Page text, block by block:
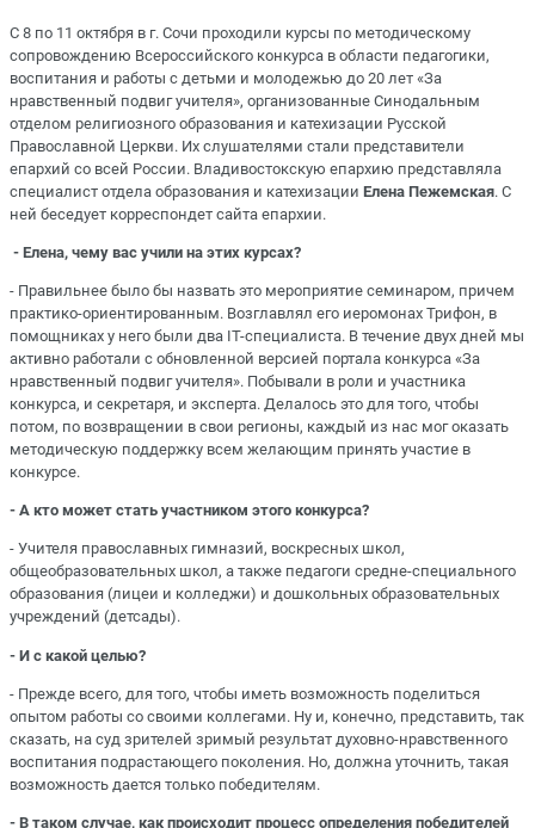
С 8 по 11 октября в г. Сочи проходили курсы по методическому
сопровождению Всероссийского конкурса в области педагогики,
воспитания и работы с детьми и молодежью до 20 лет «За
нравственный подвиг учителя», организованные Синодальным
отделом религиозного образования и катехизации Русской
Православной Церкви. Их слушателями стали представители
епархий со всей России. Владивостокскую епархию представляла
специалист отдела образования и катехизации Елена Пежемская. С
ней беседует корреспондет сайта епархии.
- Елена, чему вас учили на этих курсах?
- Правильнее было бы назвать это мероприятие семинаром, причем
практико-ориентированным. Возглавлял его иеромонах Трифон, в
помощниках у него были два IT-специалиста. В течение двух дней мы
активно работали с обновленной версией портала конкурса «За
нравственный подвиг учителя». Побывали в роли и участника
конкурса, и секретаря, и эксперта. Делалось это для того, чтобы
потом, по возвращении в свои регионы, каждый из нас мог оказать
методическую поддержку всем желающим принять участие в
конкурсе.
- А кто может стать участником этого конкурса?
- Учителя православных гимназий, воскресных школ,
общеобразовательных школ, а также педагоги средне-специального
образования (лицеи и колледжи) и дошкольных образовательных
учреждений (детсады).
- И с какой целью?
- Прежде всего, для того, чтобы иметь возможность поделиться
опытом работы со своими коллегами. Ну и, конечно, представить, так
сказать, на суд зрителей зримый результат духовно-нравственного
воспитания подрастающего поколения. Но, должна уточнить, такая
возможность дается только победителям.
- В таком случае, как происходит процесс определения победителей